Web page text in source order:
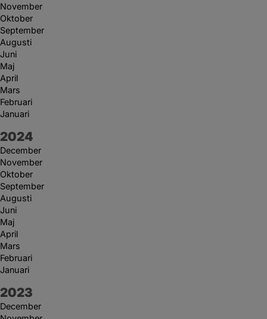
November
Oktober
September
Augusti
Juni
Maj
April
Mars
Februari
Januari
År:
2024
December
November
Oktober
September
Augusti
Juni
Maj
April
Mars
Februari
Januari
År:
2023
December